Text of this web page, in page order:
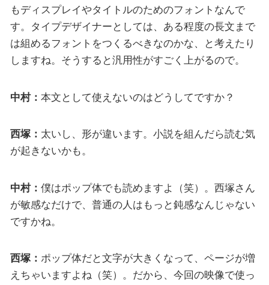
もディスプレイやタイトルのためのフォントなんで
す。タイプデザイナーとしては、ある程度の長文まで
は組めるフォントをつくるべきなのかな、と考えたり
しますね。そうすると汎用性がすごく上がるので。
中村： 本文として使えないのはどうしてですか？
西塚： 太いし、形が違います。小説を組んだら読む気
が起きないかも。
中村： 僕はポップ体でも読めますよ（笑）。西塚さん
が敏感なだけで、普通の人はもっと鈍感なんじゃない
ですかね。
西塚： ポップ体だと文字が大きくなって、ページが増
えちゃいますよね（笑）。だから、今回の映像で使っ